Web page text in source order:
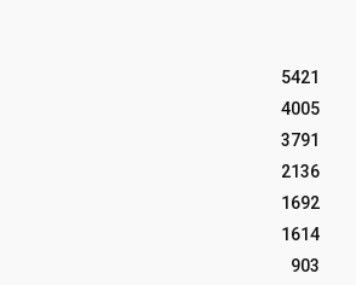
5421
4005
3791
2136
1692
1614
903